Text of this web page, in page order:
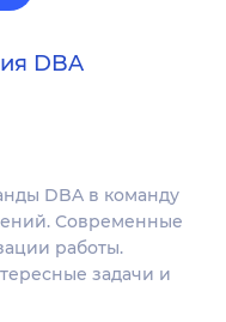
DBA
DBA в команду
Современные
работы.
задачи и